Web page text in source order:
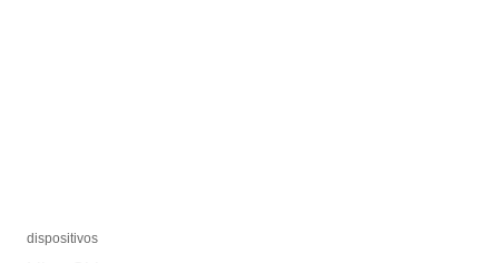
dispositivos
dispositivos